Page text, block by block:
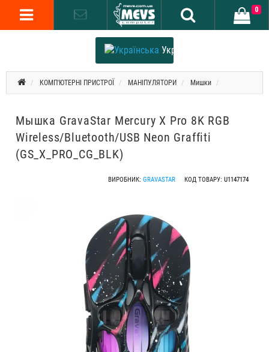
Українська
0
КОМП'ЮТЕРНІ ПРИСТРОЇ МАНІПУЛЯТОРИ Мишки
Мышка GravaStar Mercury X Pro 8K RGB
Wireless/Bluetooth/USB Neon Graffiti
(GS_X_PRO_CG_BLK)
ВИРОБНИК: GRAVASTAR КОД ТОВАРУ: U1147174